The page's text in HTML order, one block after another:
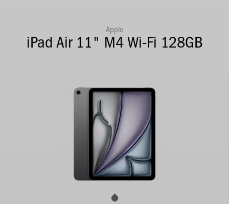
Apple
iPad Air 11" M4 Wi-Fi 128GB